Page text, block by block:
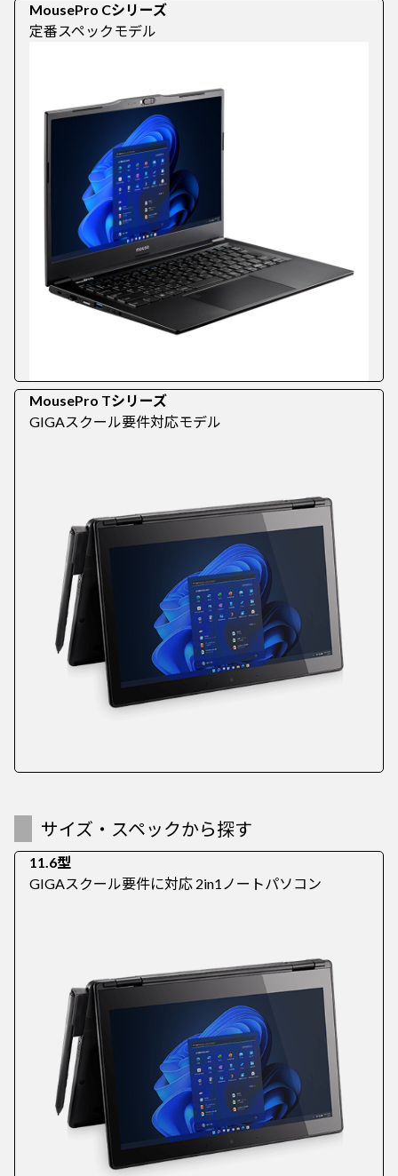
MousePro Cシリーズ
定番スペックモデル
MousePro Tシリーズ
GIGAスクール要件対応モデル
サイズ・スペックから探す
11.6型
GIGAスクール要件に対応 2in1ノートパソコン